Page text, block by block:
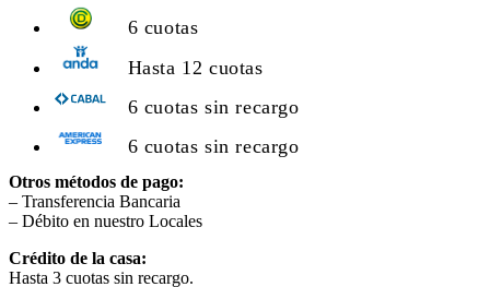
6 cuotas
Hasta 12 cuotas
6 cuotas sin recargo
6 cuotas sin recargo
Otros métodos de pago:
– Transferencia Bancaria
– Débito en nuestro Locales
Crédito de la casa:
Hasta 3 cuotas sin recargo.